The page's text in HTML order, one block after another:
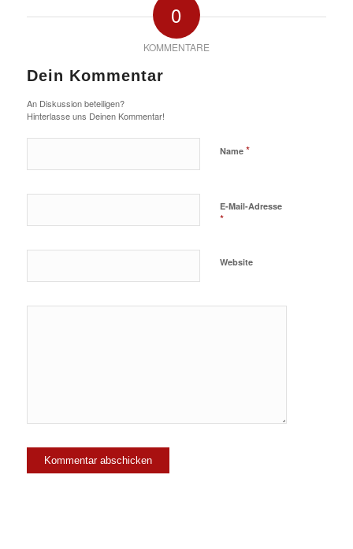
0
KOMMENTARE
Dein Kommentar
An Diskussion beteiligen?
Hinterlasse uns Deinen Kommentar!
Name *
E-Mail-Adresse
*
Website